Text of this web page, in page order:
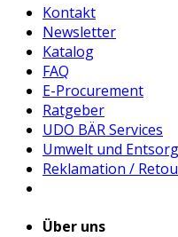
Kontakt
Newsletter
Katalog
FAQ
E-Procurement
Ratgeber
UDO BÄR Services
Umwelt und
Reklamation /
Über uns